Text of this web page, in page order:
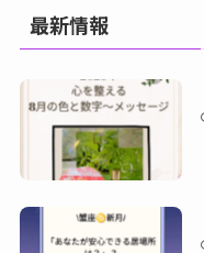
最新情報